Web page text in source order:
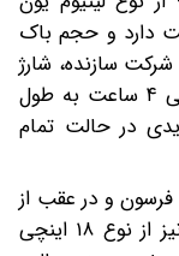
کیلووات ساعت دارد و حجم باک
اعلام شرکت سازنده، شارژ
شدن این باتری با برق شهری حدود ۳ الی ۴ ساعت به طول
حداکثر برد تیگو ۸ هیبریدی در حالت تمام
و در عقب از
نوع مولتی لینک است. رینگ‌های خودرو نیز از نوع ۱۸ اینچی